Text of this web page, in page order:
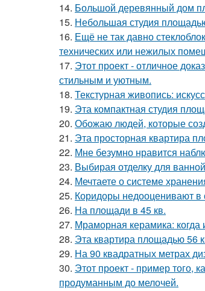
14. Большой деревянный дом
15. Небольшая студия
16. Ещё не так давно
технических или нежилых
17. Этот проект - отличное
стильным и уютным.
18. Текстурная живопись:
19. Эта компактная студия
20. Обожаю людей, которые
21. Эта просторная квартира
22. Мне безумно нравится
23. Выбирая отделку для
24. Мечтаете о системе
25. Коридоры недооценивают в
26. На площади в 45 кв.
27. Мраморная керамика: когда
28. Эта квартира площадью 56
29. На 90 квадратных метрах
30. Этот проект - пример того,
продуманным до мелочей.